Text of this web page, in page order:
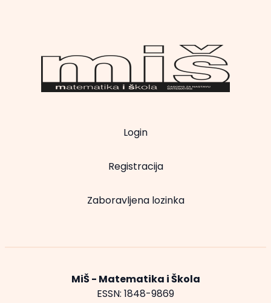
Login
Registracija
Zaboravljena lozinka
MiŠ - Matematika i Škola
ESSN: 1848-9869